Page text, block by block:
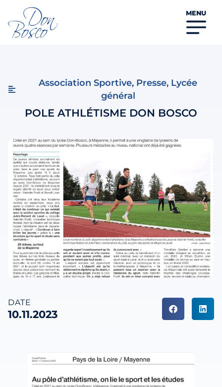
MENU
Association Sportive, Presse, Lycée
général
POLE ATHLÉTISME DON BOSCO
DATE
10.11.2023